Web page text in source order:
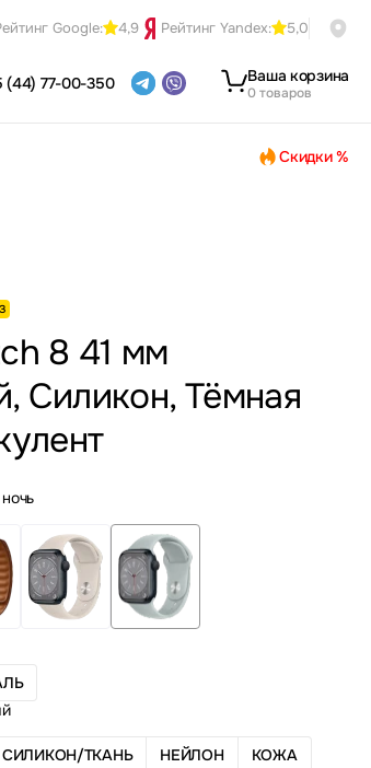
Google: 4,9 Рейтинг Yandex: 5,0
(44) 77-00-350 Ваша корзина
0 товаров
Скидки %
8 41 мм
Силикон, Тёмная
СИЛИКОН/ТКАНЬ НЕЙЛОН
КОЖА